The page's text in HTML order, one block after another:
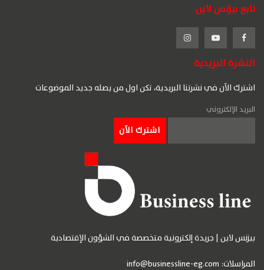
تابع بيزنس لاين
النشرة البريدية
اشترك الآن في نشرتنا البريدية، تكن اول من يصله جديد الموضوعات
البريد الإلكتروني
بيزنس لاين | جريدة إلكترونية متخصصة في الشؤون الإقتصادية
المراسلات: info@businessline-eg.com